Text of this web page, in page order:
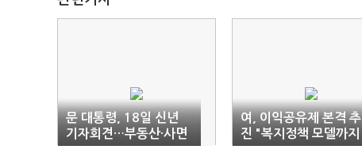
문 대통령, 18일 신년
기자회견…부동산·사면
언급 주목
여, 이익공유제 본격 추
진 "복지정책 모델까지
연계"